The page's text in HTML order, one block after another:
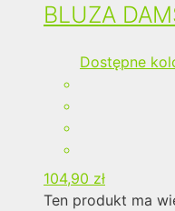
BLUZA
Dostępne
104,90 zł
Ten produkt ma